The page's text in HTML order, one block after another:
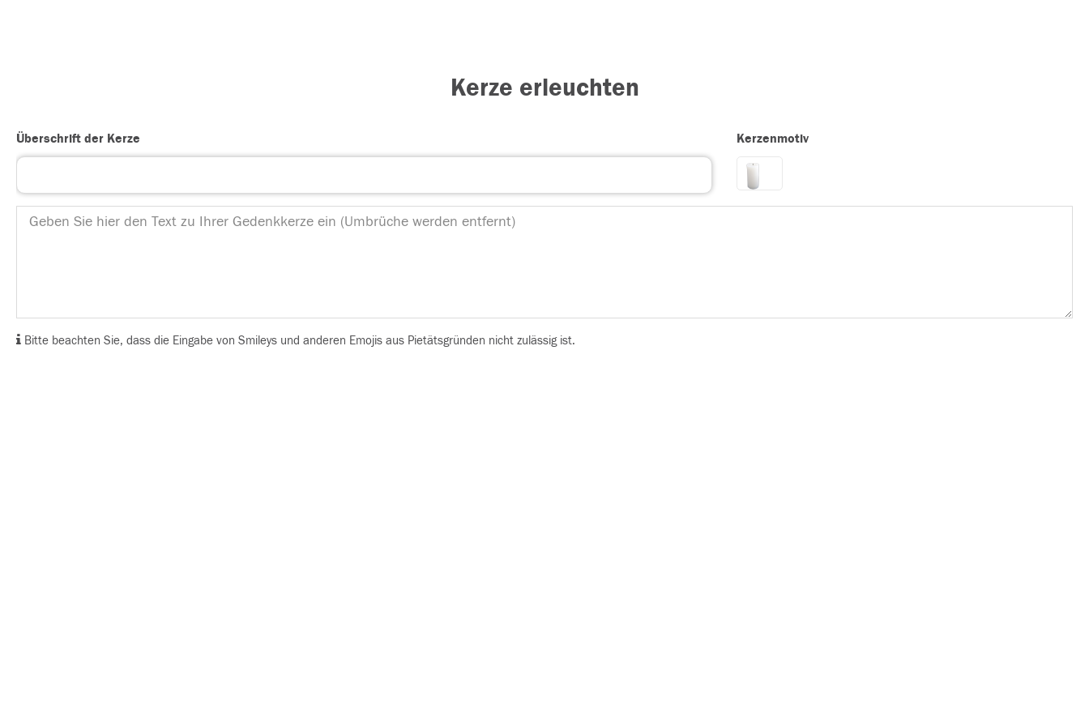
Kerze erleuchten
Überschrift der Kerze Kerzenmotiv
Bitte beachten Sie, dass die Eingabe von Smileys und anderen Emojis aus Pietätsgründen nicht zulässig ist.